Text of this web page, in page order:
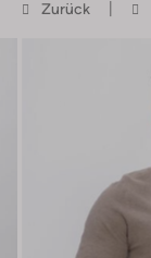
Zurück